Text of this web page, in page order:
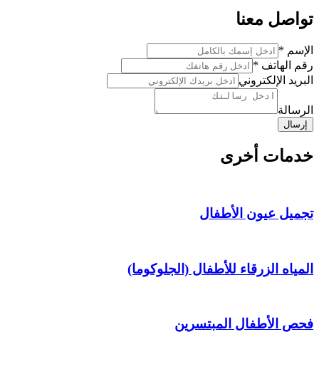
تواصل معنا
الهاتف
الإسم
الرسالة
الإسم *
رقم الهاتف *
البريد الإلكتروني
الرسالة
إرسال
خدمات أخرى
تجميل عيون الأطفال
المياه الزرقاء للأطفال (الجلوكوما)
فحص الأطفال المبتسرين